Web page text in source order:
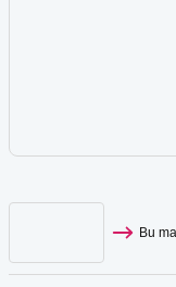
Bu